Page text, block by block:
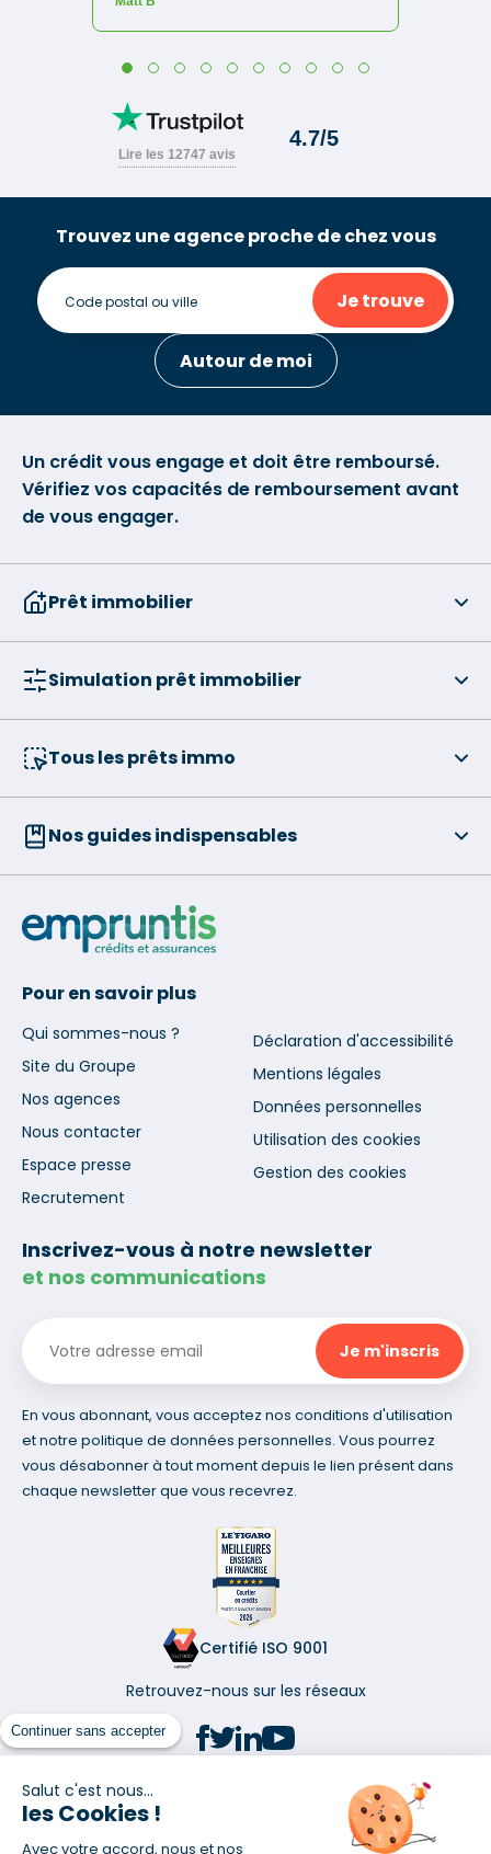
Continuer sans accepter
Salut c'est nous...
les Cookies !
Avec votre accord, nous et nos
Trouvez une agence proche de chez vous
Je trouve
Autour de moi
Un crédit vous engage et doit être remboursé.
Vérifiez vos capacités de remboursement avant
de vous engager.
Prêt immobilier
Simulation prêt immobilier
Tous les prêts immo
Nos guides indispensables
Pour en savoir plus
Qui sommes-nous ?
Site du Groupe
Nos agences
Nous contacter
Espace presse
Recrutement
Déclaration d'accessibilité
Mentions légales
Données personnelles
Utilisation des cookies
Gestion des cookies
Inscrivez-vous à notre newsletter
et nos communications
En vous abonnant, vous acceptez nos conditions d'utilisation
et notre politique de données personnelles. Vous pourrez
vous désabonner à tout moment depuis le lien présent dans
chaque newsletter que vous recevrez.
Certifié ISO 9001
Retrouvez-nous sur les réseaux
(1) Taux fixe national hors assurance et selon votre profil
(2) Économie de 65 % pour l'assurance d'un prêt amortissable de 330